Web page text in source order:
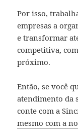
Por isso,
empresas a
e transformar
competitiva,
próximo.
Então, se você
atendimento da
conte com a
mesmo com a